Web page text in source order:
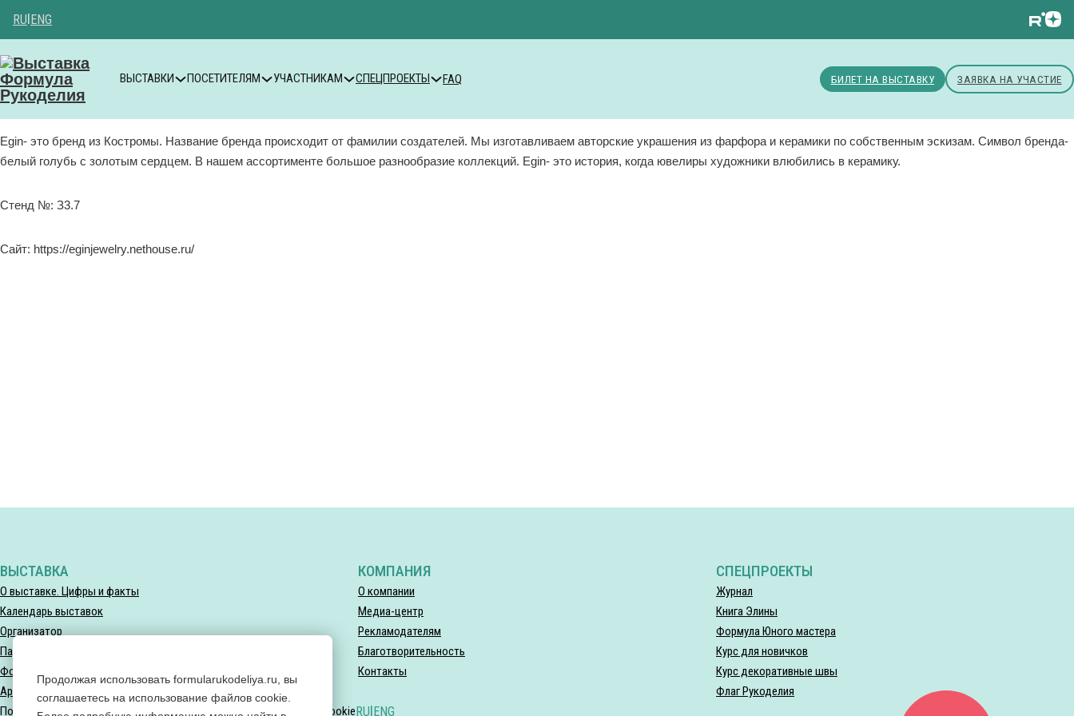
RU|ENG
ВЫСТАВКИ ПОСЕТИТЕЛЯМ УЧАСТНИКАМ СПЕЦПРОЕКТЫ FAQ БИЛЕТ НА ВЫСТАВКУ ЗАЯВКА НА УЧАСТИЕ
Egin- это бренд из Костромы. Название бренда происходит от фамилии создателей. Мы изготавливаем авторские украшения из фарфора и керамики по собственным эскизам. Символ бренда-
белый голубь с золотым сердцем. В нашем ассортименте большое разнообразие коллекций. Egin- это история, когда ювелиры художники влюбились в керамику.
Стенд №: З3.7
Сайт: https://eginjewelry.nethouse.ru/
ВЫСТАВКА
О выставке. Цифры и факты
Календарь выставок
Организатор
Партнеры выставки
Фотогалерея
Архив мероприятий
КОМПАНИЯ
О компании
Медиа-центр
Рекламодателям
Благотворительность
Контакты
СПЕЦПРОЕКТЫ
Журнал
Книга Элины
Формула Юного мастера
Курс для новичков
Курс декоративные швы
Флаг Рукоделия
Политика конфиденциальностиПолитика использования файлов CookieRU|ENG
Продолжая использовать formularukodeliya.ru, вы
соглашаетесь на использование файлов cookie.